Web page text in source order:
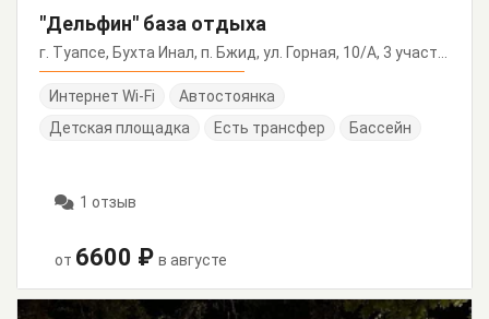
"Дельфин" база отдыха
г. Туапсе, Бухта Инал, п. Бжид, ул. Горная, 10/А, 3 участок
Интернет Wi-Fi
Автостоянка
Детская площадка
Есть трансфер Бассейн
1 отзыв
от 6600 ₽ в августе